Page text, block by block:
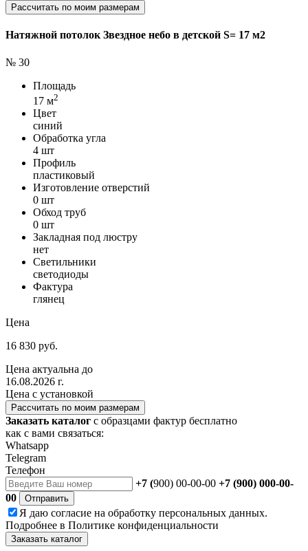
Рассчитать по моим размерам
Натяжной потолок Звездное небо в детской S= 17 м2
№ 30
Площадь
17 м2
Цвет
синий
Обработка угла
4 шт
Профиль
пластиковый
Изготовление отверстий
0 шт
Обход труб
0 шт
Закладная под люстру
нет
Светильники
светодиоды
Фактура
глянец
Цена
16 830 руб.
Цена актуальна до
16.08.2026 г.
Цена с установкой
Рассчитать по моим размерам
Заказать каталог с образцами фактур бесплатно
как с вами связаться:
Whatsapp
Telegram
Телефон
+7 (900) 00-00-00 +7 (900) 000-00-
00
Отправить
Я даю согласие на обработку персональных данных.
Подробнее в Политике конфиденциальности
Заказать каталог